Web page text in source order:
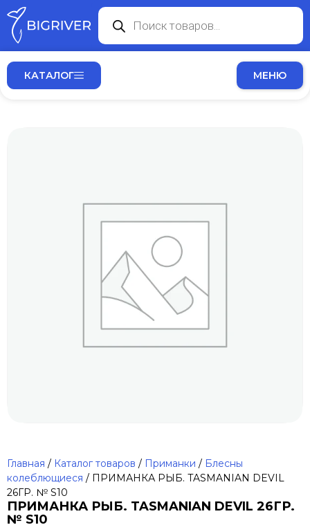
КАТАЛОГ МЕНЮ
Главная / Каталог товаров / Приманки / Блесны
колеблющиеся / ПРИМАНКА РЫБ. TASMANIAN DEVIL
26ГР. № S10
ПРИМАНКА РЫБ. TASMANIAN DEVIL 26ГР.
№ S10